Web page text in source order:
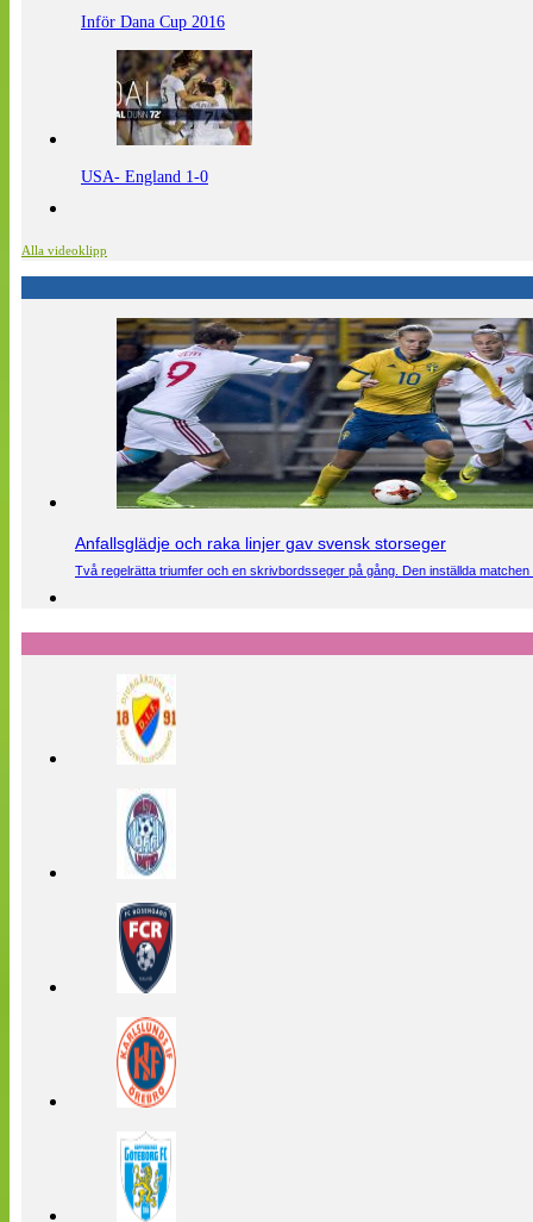
Inför Dana Cup 2016
USA- England 1-0
Alla videoklipp
Anfallsglädje och raka linjer gav svensk storseger
Två regelrätta triumfer och en skrivbordsseger på gång. Den inställda